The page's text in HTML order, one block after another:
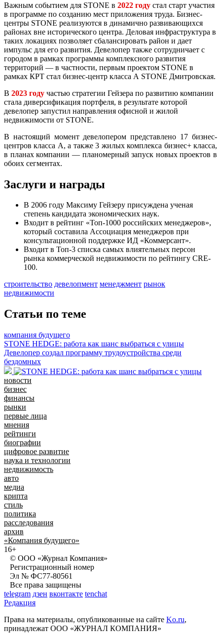
Важным событием для STONE в 2022 году стал старт участия
в программе по созданию мест приложения труда. Бизнес-
центры STONE реализуются в динамично развивающихся
районах вне исторического центра. Деловая инфраструктура в
таких локациях позволяет сбалансировать район и дает
импульс для его развития. Девелопер также сотрудничает с
городом в рамках программы комплексного развития
территорий — в частности, первым проектом STONE в
рамках КРТ стал бизнес-центр класса А STONE Дмитровская.
В 2023 году частью стратегии Гейзера по развитию компании
стала диверсификация портфеля, в результате которой
девелопер запустил направления офисной и жилой
недвижимости от STONE.
В настоящий момент девелопером представлено 17 бизнес-
центров класса А, а также 3 жилых комплекса бизнес+ класса,
в планах компании — планомерный запуск новых проектов в
обоих сегментах.
Заслуги и награды
В 2006 году Максиму Гейзеру присуждена ученая
степень кандидата экономических наук.
Входит в рейтинг «Топ-1000 российских менеджеров»,
который составила Ассоциация менеджеров при
консультационной поддержке ИД «Коммерсант».
Входит в Топ-3 списка самых влиятельных персон
рынка коммерческой недвижимости по рейтингу CRE-
100.
строительство девелопмент менеджмент рынок
недвижимости
Статьи по теме
компания будущего
STONE HEDGE: работа как шанс выбраться с улицы
Девелопер создал программу трудоустройства среди
бездомных
новости
бизнес
финансы
рынки
первые лица
мнения
рейтинги
биографии
цифровое развитие
наука и технологии
недвижимость
авто
медиа
крипта
стиль
политика
расследования
архив
«Компания будущего»
16+
© ООО «Журнал Компания»
Регистрационный номер
Эл № ФС77-80561
Все права защищены
telegram дзен вконтакте tenchat
Редакция
Права на материалы, опубликованные на сайте Ko.ru,
принадлежат ООО «ЖУРНАЛ КОМПАНИЯ»